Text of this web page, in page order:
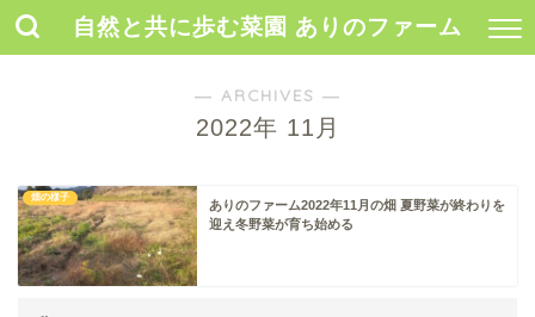
自然と共に歩む菜園 ありのファーム
― ARCHIVES ―
2022年 11月
畑の様子
ありのファーム2022年11月の畑 夏野菜が終わりを
迎え冬野菜が育ち始める